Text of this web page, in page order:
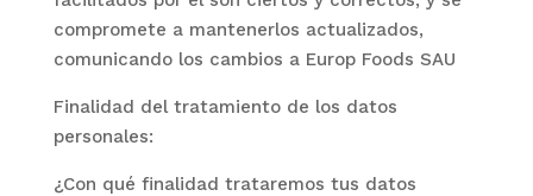
compromete a mantenerlos actualizados,
comunicando los cambios a Europ Foods SAU
Finalidad del tratamiento de los datos
personales:
¿Con qué finalidad trataremos tus datos